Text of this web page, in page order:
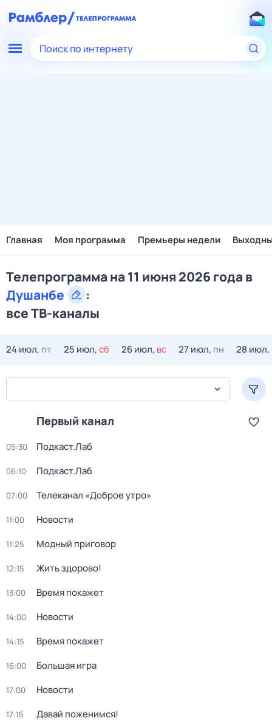
Поиск по интернету
Главная Моя программа Премьеры недели
Телепрограмма на 11 июня 2026 года в
Душанбе
:
все ТВ-каналы
24 июл, пт 25 июл,сб 26 июл, вс 27 июл, пн 28 июл,
Первый канал
05:30 Подкаст.Лаб
06:10 Подкаст.Лаб
07:00 Телеканал «Доброе утро»
11:00 Новости
11:25 Модный приговор
12:15 Жить здорово!
13:00 Время покажет
14:00 Новости
14:15 Время покажет
16:00 Большая игра
17:00 Новости
17:15 Давай поженимся!